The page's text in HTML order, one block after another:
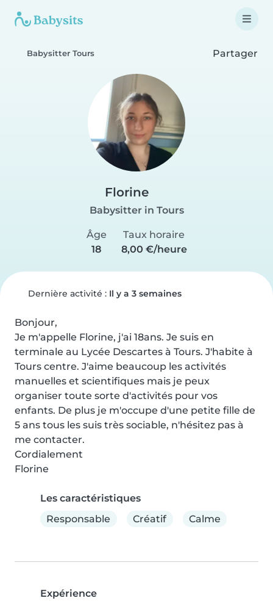
Babysitter Tours Partager
Florine
Babysitter in Tours
Âge
18
Taux horaire
8,00 €/heure
Dernière activité : Il y a 3 semaines
Bonjour,
Je m'appelle Florine, j'ai 18ans. Je suis en
terminale au Lycée Descartes à Tours. J'habite à
Tours centre. J'aime beaucoup les activités
manuelles et scientifiques mais je peux
organiser toute sorte d'activités pour vos
enfants. De plus je m'occupe d'une petite fille de
5 ans tous les suis très sociable, n'hésitez pas à
me contacter.
Cordialement
Florine
Les caractéristiques
Responsable
Créatif Calme
Expérience